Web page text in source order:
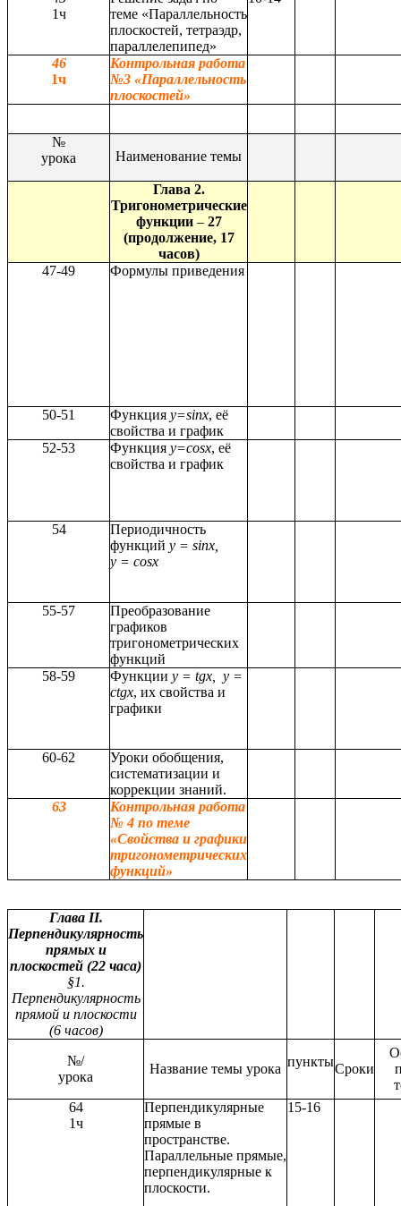
1ч
теме «Параллельность
плоскостей, тетраэдр,
параллелепипед»
46
1ч
Контрольная работа
№3 «Параллельность
плоскостей»
№
урока
Наименование темы
Глава 2.
Тригонометрические
функции– 27
(продолжение, 17
часов)
47-49
Формулы приведения
50-51 Функция y=sinx, её
свойства и график
52-53
Функция y=cosx, её
свойства и график
54
Периодичность
функций y = sinx,
y = cosx
55-57
Преобразование
графиков
тригонометрических
функций
58-59
Функции y = tgx, y =
ctgx, их свойства и
графики
60-62
Уроки обобщения,
систематизации и
коррекции знаний.
63
Контрольная работа
№ 4 по теме
«Свойства и графики
тригонометрических
функций»
Глава II.
Перпендикулярность
прямых и
плоскостей (22 часа)
§1.
Перпендикулярность
прямой и плоскости
(6 часов)
№/
урока
Название темы урока пунктыСроки
64
1ч
Перпендикулярные
прямые в
пространстве.
Параллельные прямые,
перпендикулярные к
плоскости.
15-16